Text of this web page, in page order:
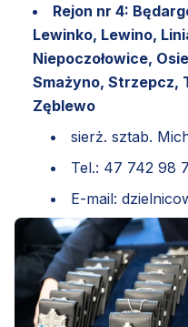
Rejon nr 4:
Lewinko, Lewino,
Niepoczołowice,
Smażyno, Strzepcz,
Zęblewo
sierż. sztab.
Tel.: 47 742 98
E-mail: